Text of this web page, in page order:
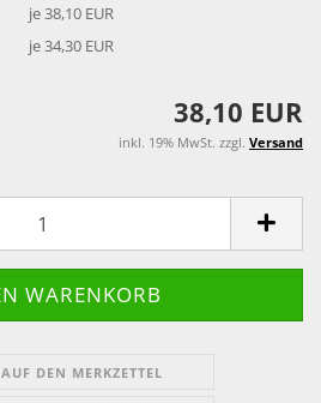
je 38,10 EUR
je 34,30 EUR
38,10 EUR
inkl. 19% MwSt. zzgl. Versand
AUF DEN MERKZETTEL